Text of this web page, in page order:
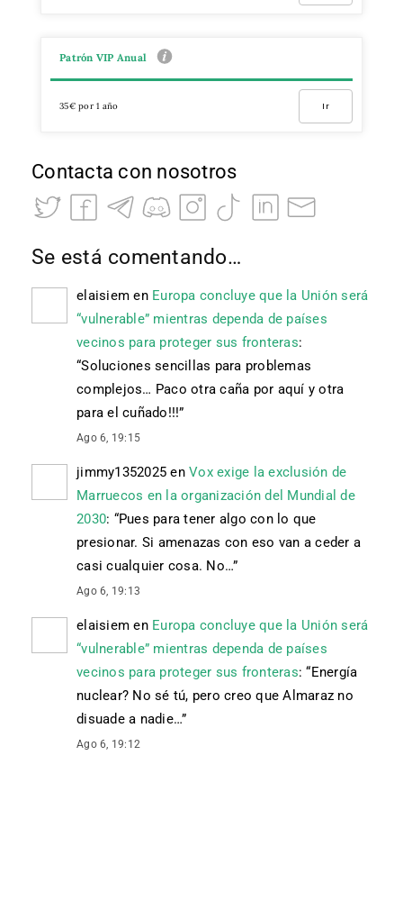
Patrón VIP Anual
35€ por 1 año Ir
Contacta con nosotros
Se está comentando…
elaisiem en Europa concluye que la Unión será
“vulnerable” mientras dependa de países
vecinos para proteger sus fronteras:
“Soluciones sencillas para problemas
complejos… Paco otra caña por aquí y otra
para el cuñado!!!”
Ago 6, 19:15
jimmy1352025 en Vox exige la exclusión de
Marruecos en la organización del Mundial de
2030: “Pues para tener algo con lo que
presionar. Si amenazas con eso van a ceder a
casi cualquier cosa. No…”
Ago 6, 19:13
elaisiem en Europa concluye que la Unión será
“vulnerable” mientras dependa de países
vecinos para proteger sus fronteras: “Energía
nuclear? No sé tú, pero creo que Almaraz no
disuade a nadie…”
Ago 6, 19:12